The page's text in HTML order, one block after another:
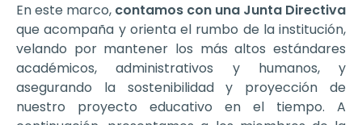
En este marco, contamos con una Junta Directiva
que acompaña y orienta el rumbo de la institución,
velando por mantener los más altos estándares
académicos, administrativos y humanos, y
asegurando la sostenibilidad y proyección de
nuestro proyecto educativo en el tiempo. A